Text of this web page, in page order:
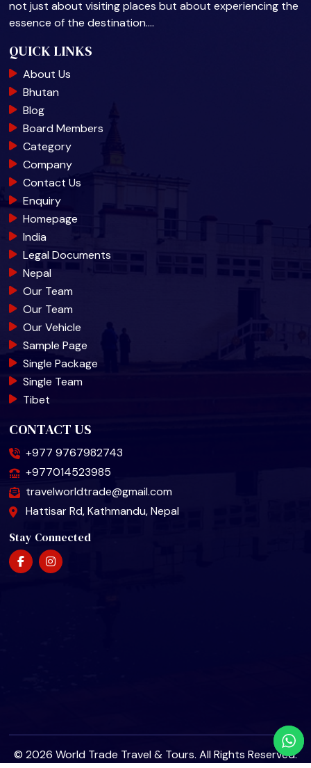
not just about visiting places but about experiencing the
essence of the destination.…
QUICK LINKS
About Us
Bhutan
Blog
Board Members
Category
Company
Contact Us
Enquiry
Homepage
India
Legal Documents
Nepal
Our Team
Our Team
Our Vehicle
Sample Page
Single Package
Single Team
Tibet
CONTACT US
+977 9767982743
+977014523985
travelworldtrade@gmail.com
Hattisar Rd, Kathmandu, Nepal
Stay Connected
© 2026 World Trade Travel & Tours. All Rights Reserved.